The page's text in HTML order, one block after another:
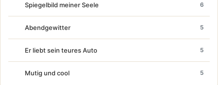
Spiegelbild meiner Seele 6
Abendgewitter 5
Er liebt sein teures Auto 5
Mutig und cool 5